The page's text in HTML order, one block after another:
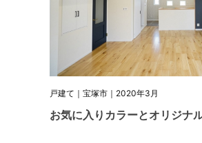
戸建て｜宝塚市｜2020年3月
お気に入りカラーとオリジナ